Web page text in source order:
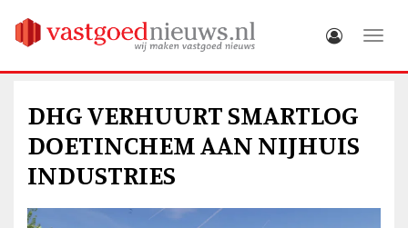
DHG VERHUURT SMARTLOG
DOETINCHEM AAN NIJHUIS
INDUSTRIES